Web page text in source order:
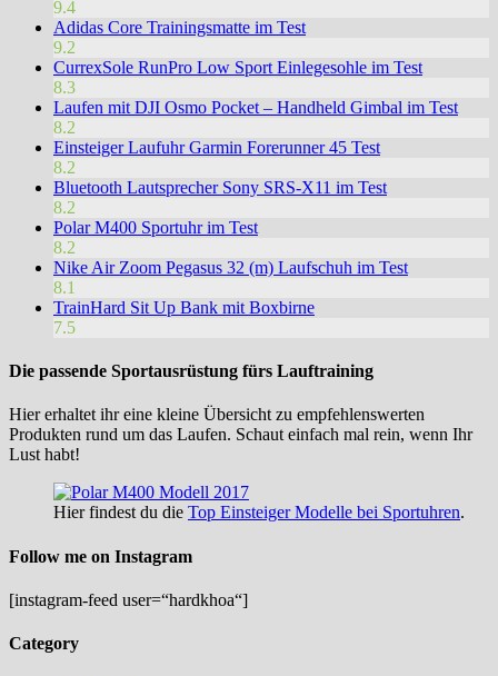
9.4
Adidas Core Trainingsmatte im Test
9.2
CurrexSole RunPro Low Sport Einlegesohle im Test
8.3
Laufen mit DJI Osmo Pocket – Handheld Gimbal im Test
8.2
Einsteiger Laufuhr Garmin Forerunner 45 Test
8.2
Bluetooth Lautsprecher Sony SRS-X11 im Test
8.2
Polar M400 Sportuhr im Test
8.2
Nike Air Zoom Pegasus 32 (m) Laufschuh im Test
8.1
TrainHard Sit Up Bank mit Boxbirne
7.5
Die passende Sportausrüstung fürs Lauftraining
Hier erhaltet ihr eine kleine Übersicht zu empfehlenswerten
Produkten rund um das Laufen. Schaut einfach mal rein, wenn Ihr
Lust habt!
Hier findest du die Top Einsteiger Modelle bei Sportuhren.
Follow me on Instagram
[instagram-feed user=“hardkhoa“]
Category